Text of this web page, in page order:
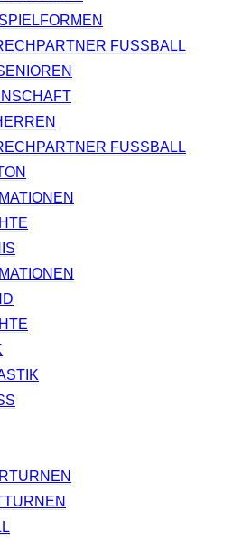
FUSSBALL
FUSSBALL